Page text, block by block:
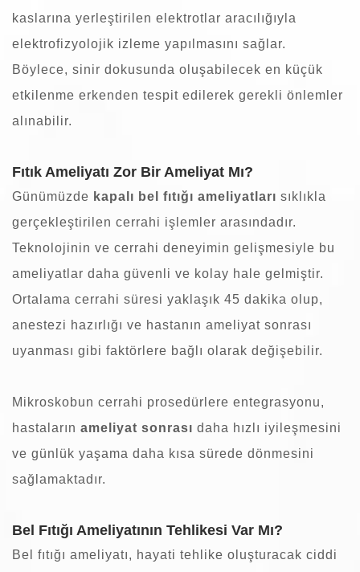
kaslarına yerleştirilen elektrotlar aracılığıyla
elektrofizyolojik izleme yapılmasını sağlar.
Böylece, sinir dokusunda oluşabilecek en küçük
etkilenme erkenden tespit edilerek gerekli önlemler
alınabilir.
Fıtık Ameliyatı Zor Bir Ameliyat Mı?
Günümüzde kapalı bel fıtığı ameliyatları sıklıkla
gerçekleştirilen cerrahi işlemler arasındadır.
Teknolojinin ve cerrahi deneyimin gelişmesiyle bu
ameliyatlar daha güvenli ve kolay hale gelmiştir.
Ortalama cerrahi süresi yaklaşık 45 dakika olup,
anestezi hazırlığı ve hastanın ameliyat sonrası
uyanması gibi faktörlere bağlı olarak değişebilir.
Mikroskobun cerrahi prosedürlere entegrasyonu,
hastaların ameliyat sonrası daha hızlı iyileşmesini
ve günlük yaşama daha kısa sürede dönmesini
sağlamaktadır.
Bel Fıtığı Ameliyatının Tehlikesi Var Mı?
Bel fıtığı ameliyatı, hayati tehlike oluşturacak ciddi